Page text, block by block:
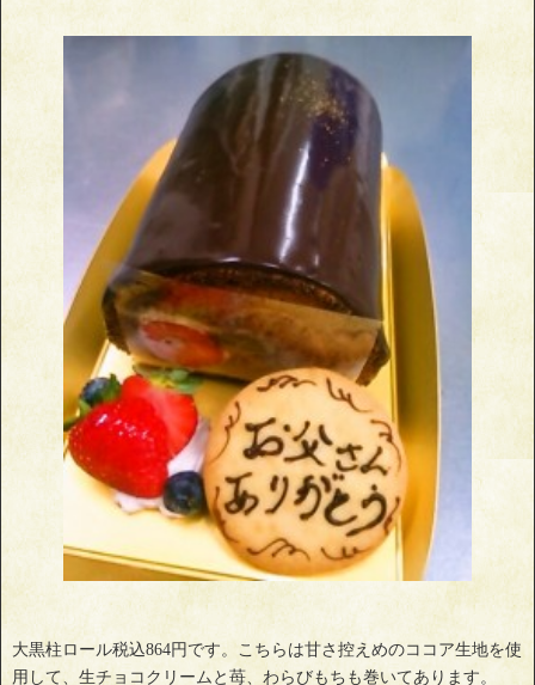
大黒柱ロール税込864円です。こちらは甘さ控えめのココア生地を使
用して、生チョコクリームと苺、わらびもちも巻いてあります。